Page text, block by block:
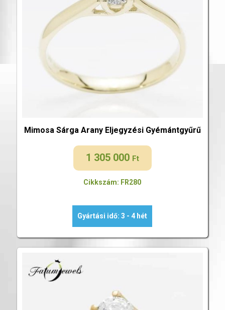
Mimosa Sárga Arany Eljegyzési Gyémántgyűrű
1 305 000 Ft
Cikkszám: FR280
Gyártási idő: 3 - 4 hét